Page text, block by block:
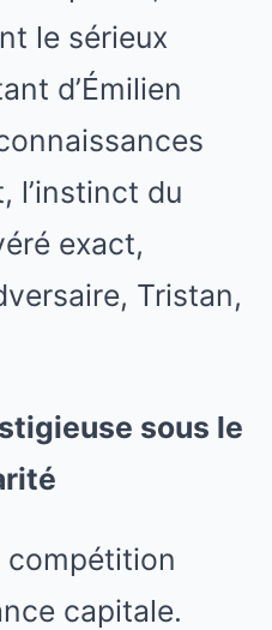
le sérieux
d’Émilien
l’instinct du
exact,
Tristan,
sous le
compétition
capitale.